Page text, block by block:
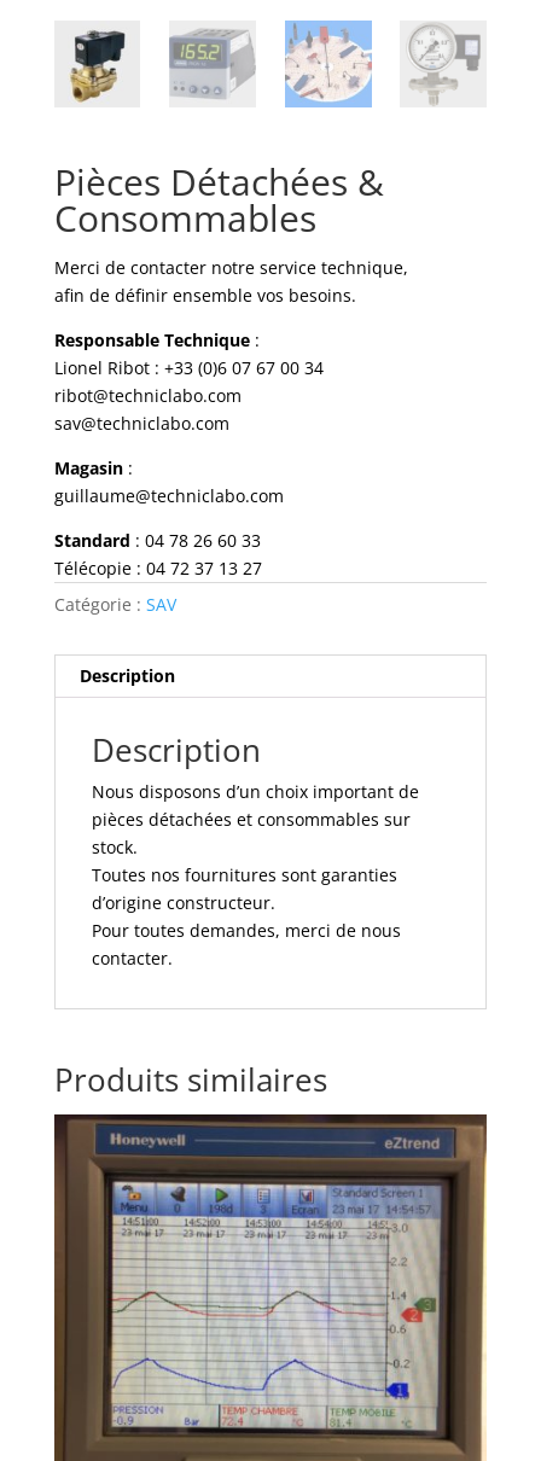
Pièces Détachées &
Consommables
Merci de contacter notre service technique,
afin de définir ensemble vos besoins.
Responsable Technique:
Lionel Ribot : +33 (0)6 07 67 00 34
ribot@techniclabo.com
sav@techniclabo.com
Magasin:
guillaume@techniclabo.com
Standard : 04 78 26 60 33
Télécopie : 04 72 37 13 27
Catégorie : SAV
Description
Description
Nous disposons d’un choix important de
pièces détachées et consommables sur
stock.
Toutes nos fournitures sont garanties
d’origine constructeur.
Pour toutes demandes, merci de nous
contacter.
Produits similaires